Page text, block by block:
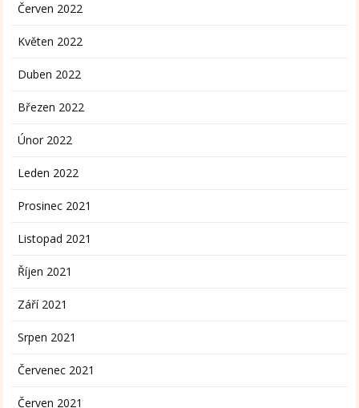
Červen 2022
Květen 2022
Duben 2022
Březen 2022
Únor 2022
Leden 2022
Prosinec 2021
Listopad 2021
Říjen 2021
Září 2021
Srpen 2021
Červenec 2021
Červen 2021